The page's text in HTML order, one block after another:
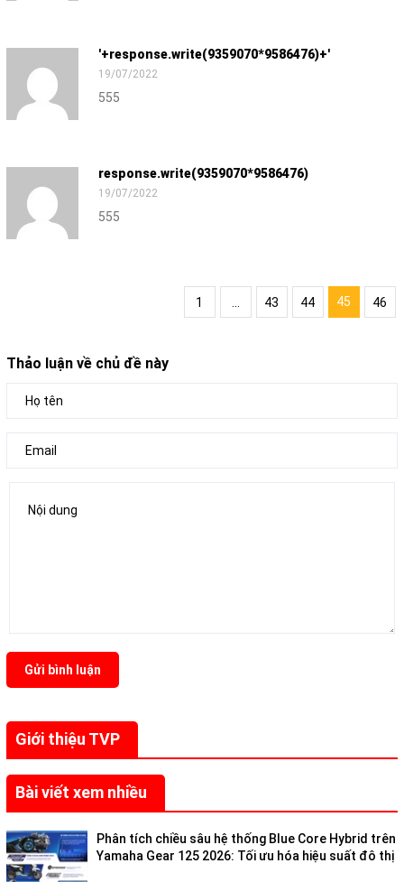
Giới thiệu TVP
Bài viết xem nhiều
Phân tích chiều sâu hệ thống Blue Core Hybrid trên
Yamaha Gear 125 2026: Tối ưu hóa hiệu suất đô thị
'+response.write(9359070*9586476)+'
19/07/2022
555
response.write(9359070*9586476)
19/07/2022
555
1 43 44 45 46
Thảo luận về chủ đề này
Gửi bình luận